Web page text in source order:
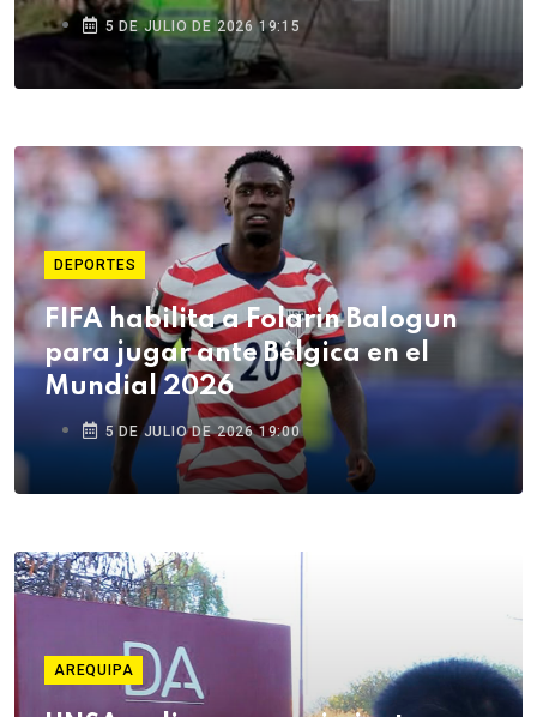
5 DE JULIO DE 2026 19:15
DEPORTES
FIFA habilita a Folarin Balogun
para jugar ante Bélgica en el
Mundial 2026
5 DE JULIO DE 2026 19:00
AREQUIPA